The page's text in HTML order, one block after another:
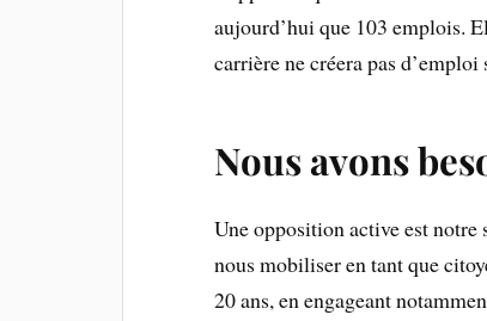
aujourd’hui que 103 emplois.
carrière ne créera pas
Nous avons
Une opposition active est notre
nous mobiliser en tant que
20 ans, en engageant